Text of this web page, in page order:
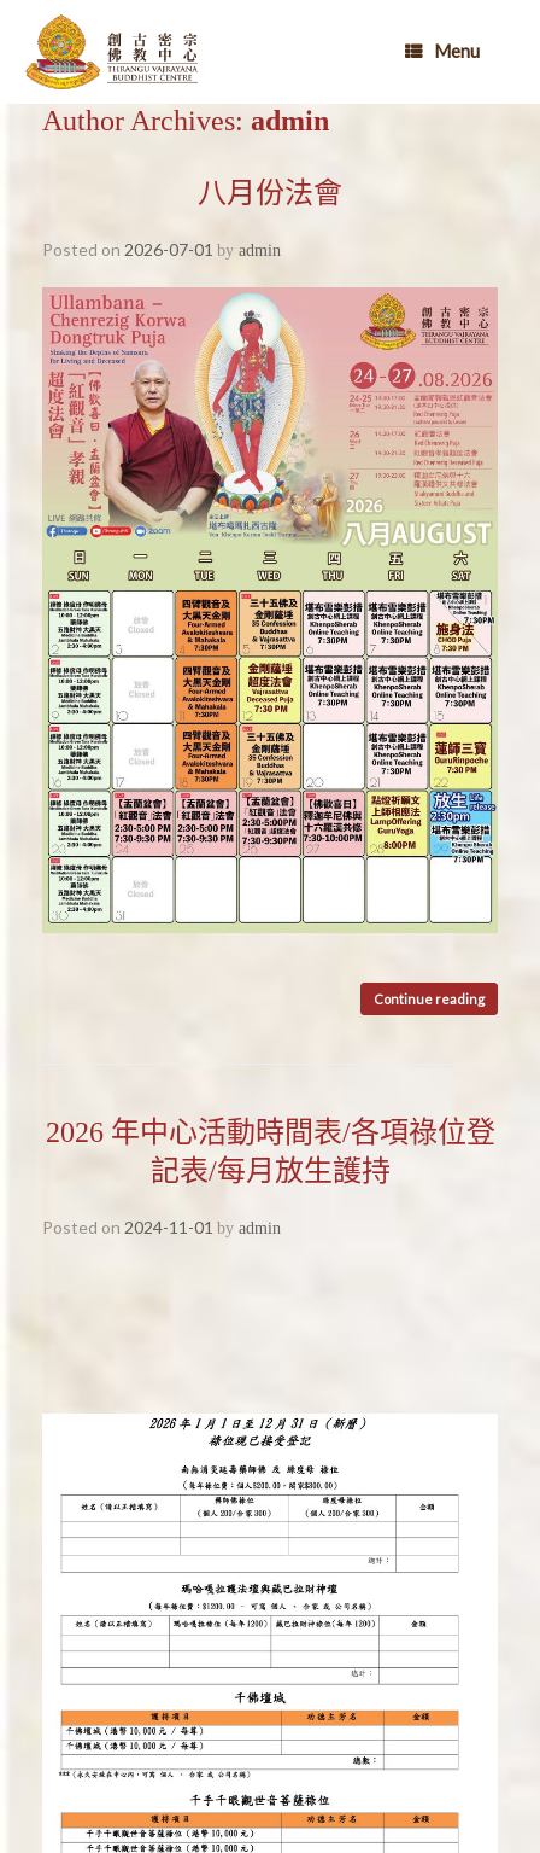
content
Menu
Author Archives: admin
八月份法會
Posted on 2026-07-01 by admin
Continue reading
2026 年中心活動時間表/各項祿位登
記表/每月放生護持
Posted on 2024-11-01 by admin